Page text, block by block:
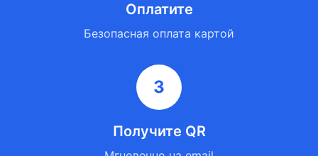
Оплатите
Безопасная оплата картой
3
Получите QR